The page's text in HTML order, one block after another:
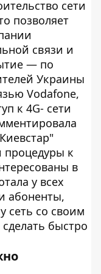
сети
позволяет
связи и
— по
Украины
Vodafone,
к 4G- сети
процедуры к
в
у всех
абоненты,
сеть со своим
быстро